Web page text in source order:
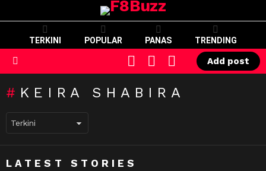
TERKINI POPULAR PANAS TRENDING
SWITCH
SKIN
CART LOGIN
Add post
KEIRA SHABIRA
LATEST STORIES